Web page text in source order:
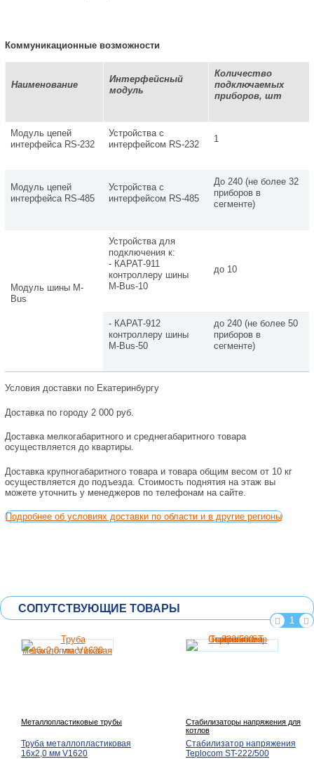
Коммуникационные возможности
Наименование
Интерфейсный
модуль
Количество
подключаемых
приборов, шт
Модуль цепей
интерфейса RS-232
Устройства с
интерфейсом RS-232
1
Модуль цепей
интерфейса RS-485
Устройства с
интерфейсом RS-485
До 240 (не более 32
приборов в
сегменте)
Модуль шины M-
Bus
Устройства для
подключения к:
- КАРАТ-911
контроллеру шины
M-Bus-10
до 10
- КАРАТ-912
контроллеру шины
M-Bus-50
до 240 (не более 50
приборов в
сегменте)
Условия доставки по Екатеринбургу
Доставка по городу 2 000 руб.
Доставка мелкогабаритного и среднегабаритного товара
осуществляется до квартиры.
Доставка крупногабаритного товара и товара общим весом от 10 кг
осуществляется до подъезда. Стоимость поднятия на этаж вы
можете уточнить у менеджеров по телефонам на сайте.
Подробнее об условиях доставки по области и в другие регионы
СОПУТСТВУЮЩИЕ ТОВАРЫ
1
Металлопластиковые трубы
Труба металлопластиковая
16х2,0 мм V1620
Стабилизаторы напряжения для
котлов
Стабилизатор напряжения
Teplocom ST-222/500